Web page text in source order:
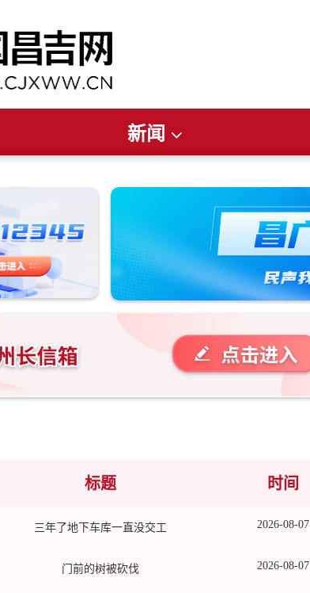
新闻
标题 时间
三年了地下车库一直没交工 2026-08-07
门前的树被砍伐 2026-08-07